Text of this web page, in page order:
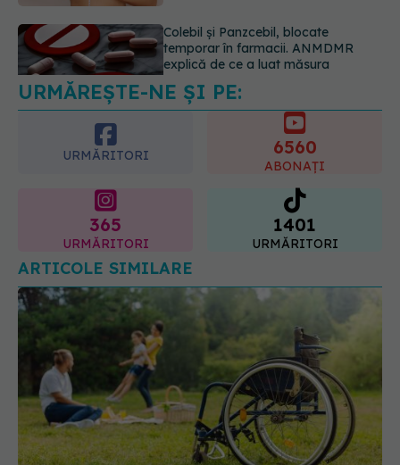
Alertă în Europa după un nou caz
de hantavirus Anzi, singura tulpină
care se transmite de la om la om
06.08.2026, 20:06
URMĂREȘTE-NE ȘI PE:
URMĂRITORI 6560
ABONAȚI
365
URMĂRITORI
1401
URMĂRITORI
ARTICOLE SIMILARE